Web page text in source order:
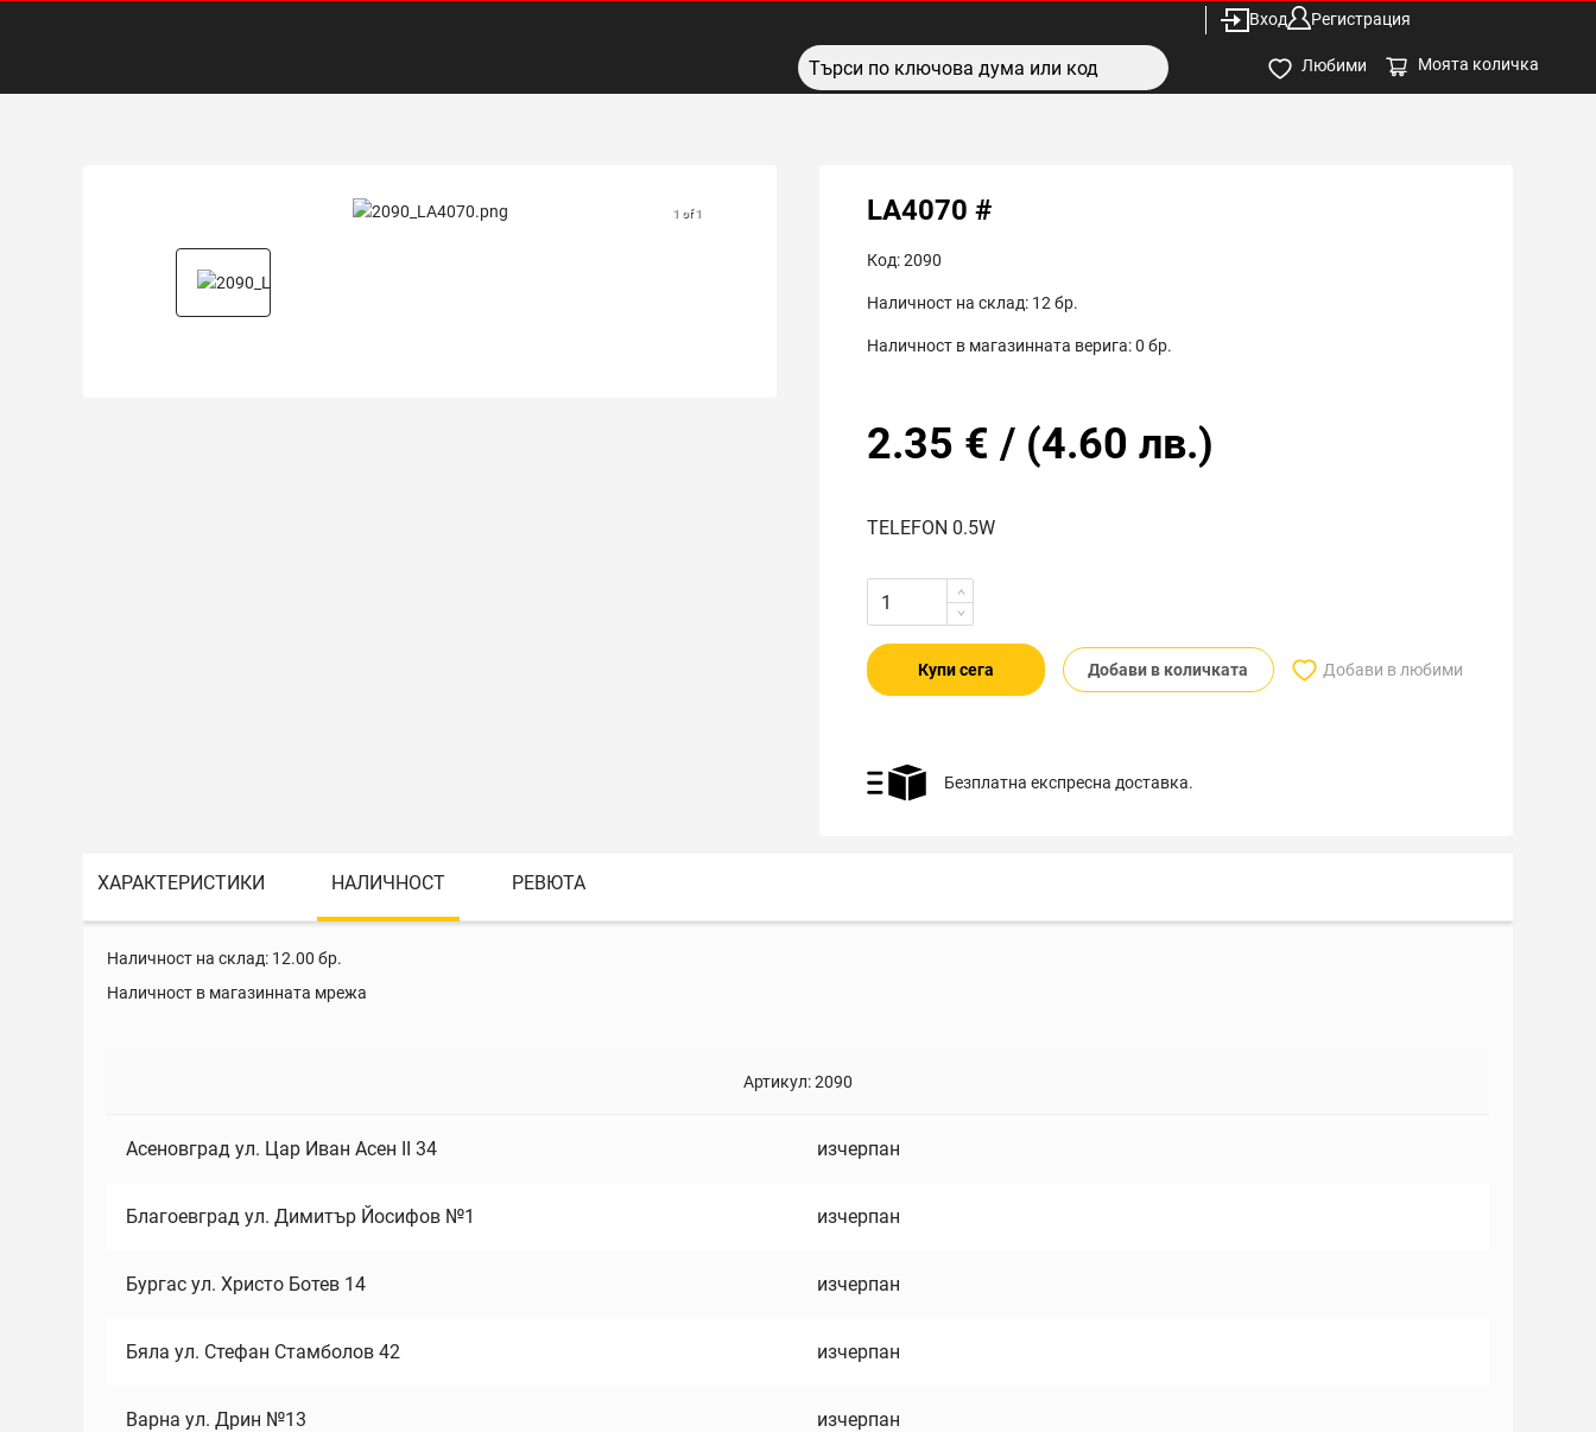
Вход Регистрация
Любими Моята количка
1 of 1 LA4070 #
Код:2090
Наличност на склад: 12 бр.
Наличност в магазинната верига:0 бр.
2.35 € / (4.60 лв.)
TELEFON 0.5W
Купи сега Добави в количката Добави в любими
Безплатна експресна доставка.
ХАРАКТЕРИСТИКИ НАЛИЧНОСТ РЕВЮТА
Наличност на склад: 12.00 бр.
Наличност в магазинната мрежа
Артикул:2090
Асеновград ул. Цар Иван Асен II 34 изчерпан
Благоевград ул. Димитър Йосифов №1 изчерпан
Бургас ул. Христо Ботев 14 изчерпан
Бяла ул. Стефан Стамболов 42 изчерпан
Варна ул. Дрин №13 изчерпан